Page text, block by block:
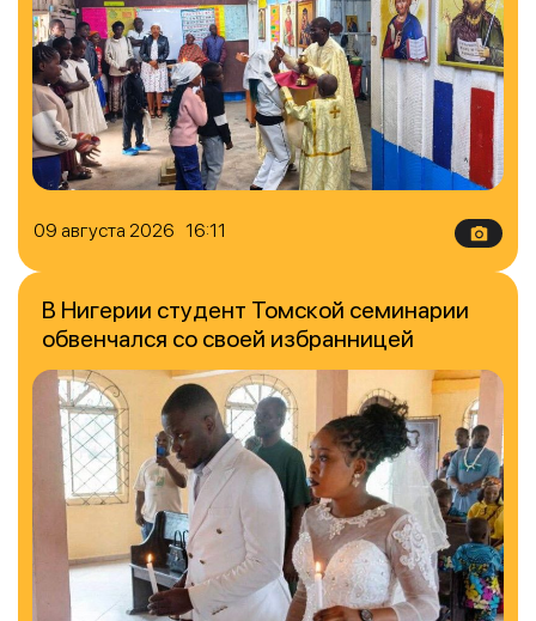
09 августа 2026 16:11
В Нигерии студент Томской семинарии
обвенчался со своей избранницей